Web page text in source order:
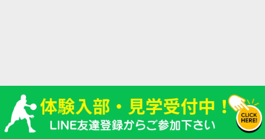
ホーム画面 LINE登録 トップに戻る